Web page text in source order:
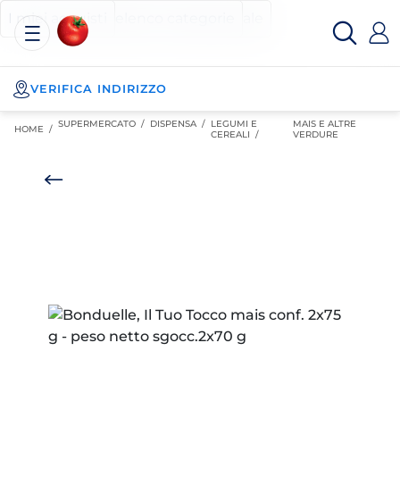
Posizionati sul contenuto principale
Posizionati sull'elenco categorie
I miei acquisti
Esselunga
Spesa
Online
VERIFICA INDIRIZZO
HOME / SUPERMERCATO / DISPENSA / LEGUMI E
CEREALI /
MAIS E ALTRE
VERDURE